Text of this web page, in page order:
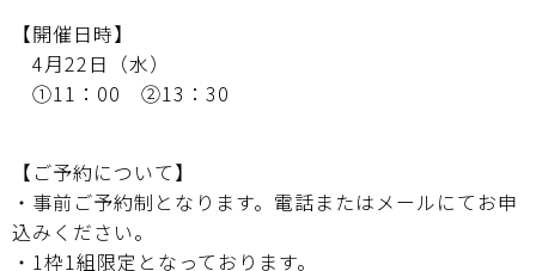
【開催日時】
4月22日（水）
①11：00 ②13：30
【ご予約について】
・事前ご予約制となります。電話またはメールにてお申
込みください。
・1枠1組限定となっております。